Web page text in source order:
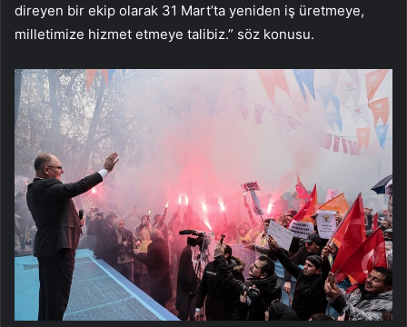
direyen bir ekip olarak 31 Mart’ta yeniden iş üretmeye,
milletimize hizmet etmeye talibiz.” söz konusu.